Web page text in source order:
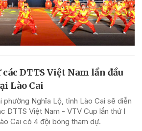
DTTS Việt Nam lần đầu
Lào Cai
phường Nghĩa Lộ, tỉnh Lào Cai sẽ diễn
DTTS Việt Nam - VTV Cup lần thứ I
Cai có 4 đội bóng tham dự.